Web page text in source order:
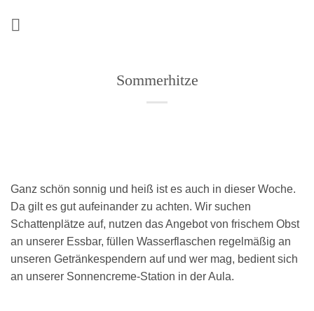
Sommerhitze
Ganz schön sonnig und heiß ist es auch in dieser Woche.
Da gilt es gut aufeinander zu achten. Wir suchen
Schattenplätze auf, nutzen das Angebot von frischem Obst
an unserer Essbar, füllen Wasserflaschen regelmäßig an
unseren Getränkespendern auf und wer mag, bedient sich
an unserer Sonnencreme-Station in der Aula.